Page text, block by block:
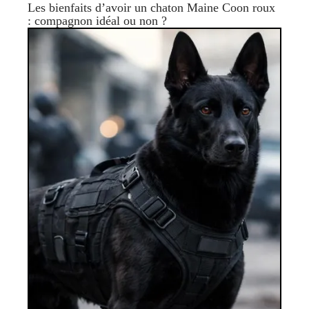
Les bienfaits d’avoir un chaton Maine Coon roux
: compagnon idéal ou non ?